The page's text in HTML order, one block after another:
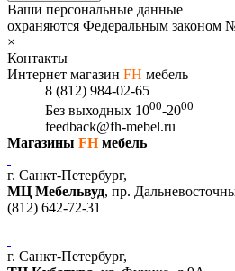
Ваши персональные данные
охраняются Федеральным законом
×
Контакты
Интернет магазин FH мебель
8 (812) 984-02-65
Без выходных 1000-2000
feedback@fh-mebel.ru
Магазины FHмебель
г. Санкт-Петербург,
МЦ Мебельвуд, пр.
(812) 642-72-31
г. Санкт-Петербург,